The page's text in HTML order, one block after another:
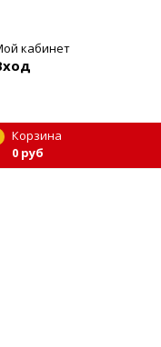
кабинет
Корзина
0 руб